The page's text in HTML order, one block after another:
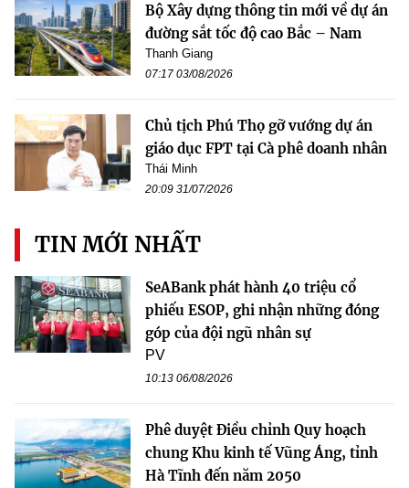
Bộ Xây dựng thông tin mới về dự án
đường sắt tốc độ cao Bắc – Nam
Thanh Giang
07:17 03/08/2026
Chủ tịch Phú Thọ gỡ vướng dự án
giáo dục FPT tại Cà phê doanh nhân
Thái Minh
20:09 31/07/2026
TIN MỚI NHẤT
SeABank phát hành 40 triệu cổ
phiếu ESOP, ghi nhận những đóng
góp của đội ngũ nhân sự
PV
10:13 06/08/2026
Phê duyệt Điều chỉnh Quy hoạch
chung Khu kinh tế Vũng Áng, tỉnh
Hà Tĩnh đến năm 2050